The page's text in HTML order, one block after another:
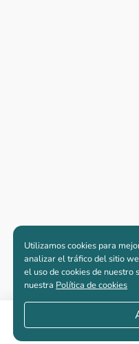
Compartir
Apartamentos nuevos
Utilizamos cookies para
analizar el tráfico del sitio
el uso de cookies de nuestro
nuestra Política de cookies